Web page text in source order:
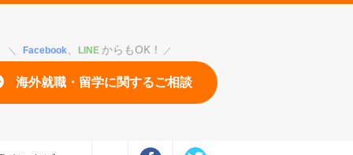
Facebook、 LINE からもOK！
海外就職・留学に関するご相談